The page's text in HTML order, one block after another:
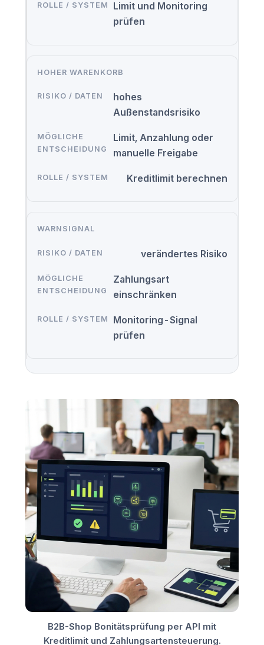
Limit und Monitoring
prüfen
HOHER WARENKORB
hohes
Außenstandsrisiko
Limit, Anzahlung oder
manuelle Freigabe
Kreditlimit berechnen
WARNSIGNAL
verändertes Risiko
Zahlungsart
einschränken
Monitoring-Signal
prüfen
B2B-Shop Bonitätsprüfung per API mit
Kreditlimit und Zahlungsartensteuerung.